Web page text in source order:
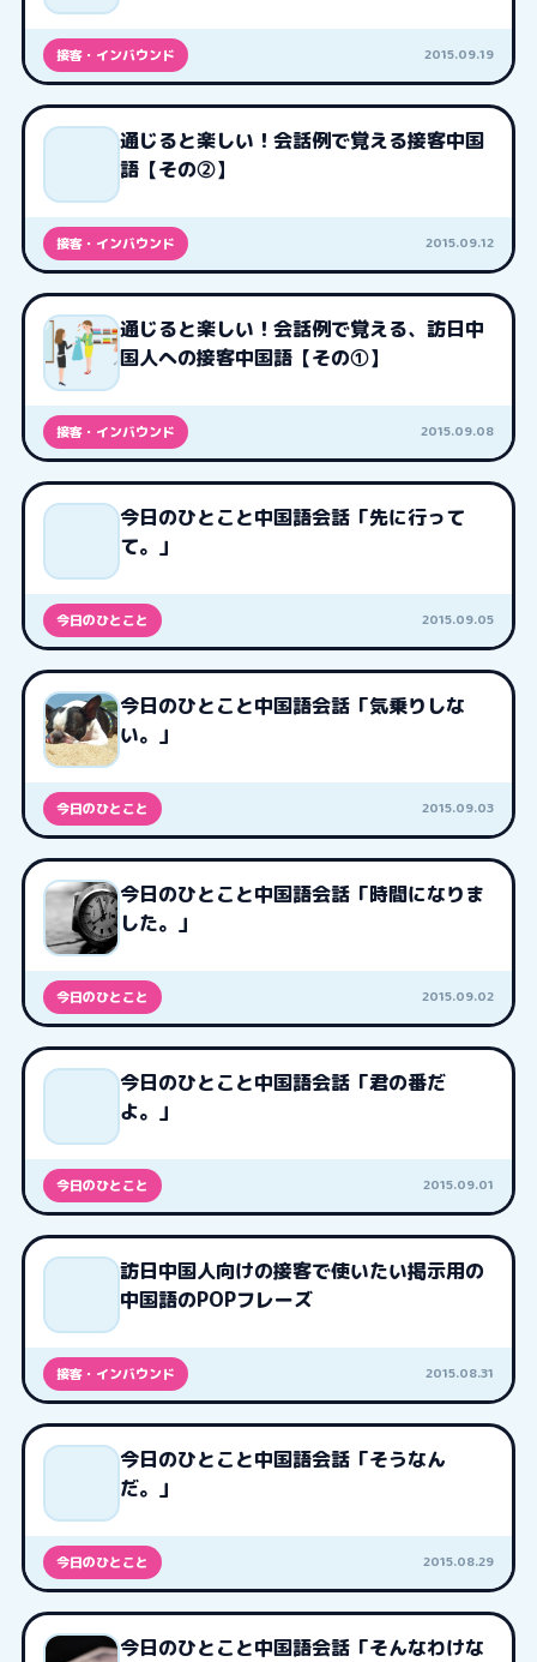
接客・インバウンド 2015.09.19
通じると楽しい！会話例で覚える接客中国
語【その②】
接客・インバウンド 2015.09.12
通じると楽しい！会話例で覚える、訪日中
国人への接客中国語【その①】
接客・インバウンド 2015.09.08
今日のひとこと中国語会話「先に行って
て。」
今日のひとこと 2015.09.05
今日のひとこと中国語会話「気乗りしな
い。」
今日のひとこと 2015.09.03
今日のひとこと中国語会話「時間になりま
した。」
今日のひとこと 2015.09.02
今日のひとこと中国語会話「君の番だ
よ。」
今日のひとこと 2015.09.01
訪日中国人向けの接客で使いたい掲示用の
中国語のPOPフレーズ
接客・インバウンド 2015.08.31
今日のひとこと中国語会話「そうなん
だ。」
今日のひとこと 2015.08.29
今日のひとこと中国語会話「そんなわけな